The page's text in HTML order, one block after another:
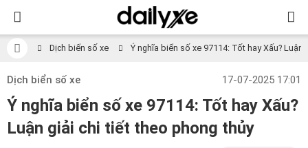
Dịch biển số xe Ý nghĩa biển số xe 97114: Tốt hay Xấu?
Dịch biển số xe 17-07-2025 17:01
Ý nghĩa biển số xe 97114: Tốt hay Xấu?
Luận giải chi tiết theo phong thủy